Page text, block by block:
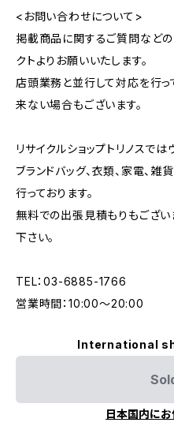
<お問い合わせについて>
掲載商品に関するご質問など
クトよりお願いいたします。
店頭業務と並行して対応を行っ
来ない場合もございます。
リサイクルショップトリノスでは
ブランドバッグ、衣類、家電、
行っております。
無料での出張見積もりもござ
下さい。
TEL：03-6885-1766
営業時間：10:00〜20:00
International
日本国内に